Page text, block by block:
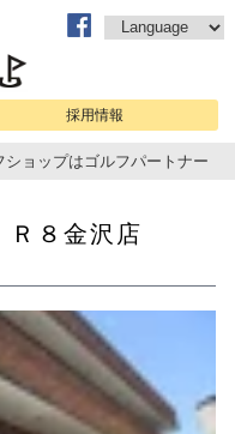
採用情報
ョップはゴルフパートナー
Ｒ８金沢店